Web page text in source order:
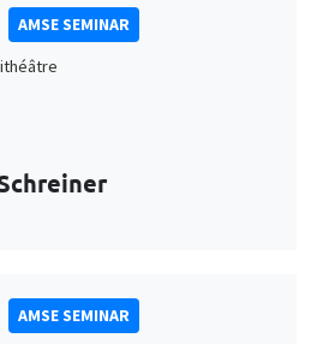
AMSE SEMINAR
AMSE SEMINAR